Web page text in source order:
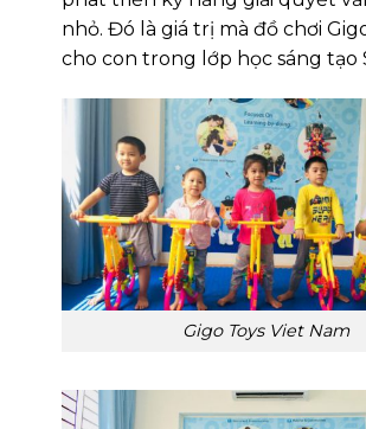
nhỏ. Đó là giá trị mà đồ chơi
cho con trong lớp học sáng tạo
Gigo Toys Viet Nam